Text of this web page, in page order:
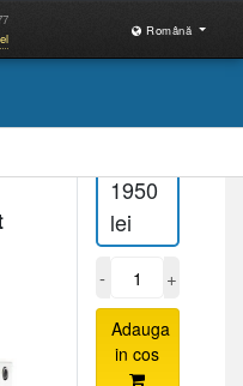
Română
1950
lei
- +
Adauga
in cos